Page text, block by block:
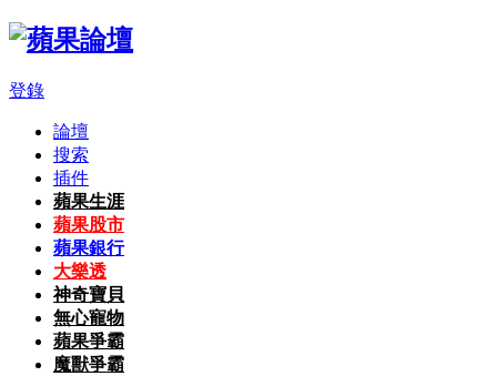
登錄
論壇
搜索
插件
蘋果生涯
蘋果股市
蘋果銀行
大樂透
神奇寶貝
無心寵物
蘋果爭霸
魔獸爭霸